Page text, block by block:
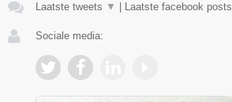
Laatste tweets ▼ Laatste facebook posts
Sociale media: